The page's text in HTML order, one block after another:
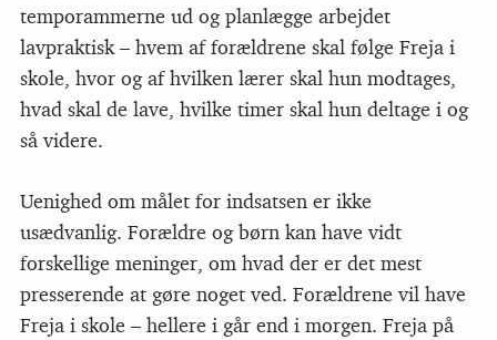
temporammerne ud og planlægge arbejdet
lavpraktisk – hvem af forældrene skal følge Freja i
skole, hvor og af hvilken lærer skal hun modtages,
hvad skal de lave, hvilke timer skal hun deltage i og
så videre.
Uenighed om målet for indsatsen er ikke
usædvanlig. Forældre og børn kan have vidt
forskellige meninger, om hvad der er det mest
presserende at gøre noget ved. Forældrene vil have
Freja i skole – hellere i går end i morgen. Freja på